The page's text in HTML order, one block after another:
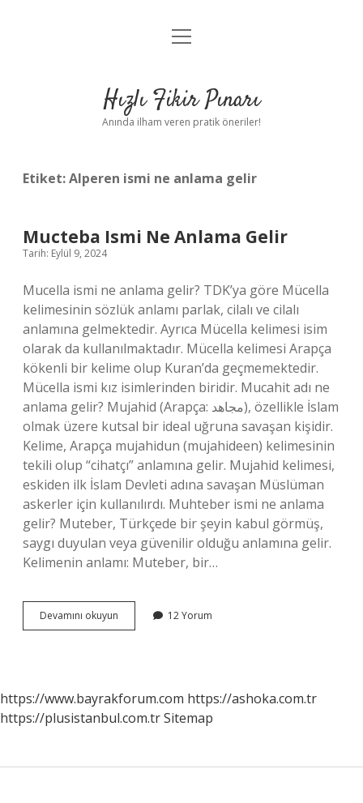
Anasayfa
Yasal Uyarı
menüyü
Hızlı Fikir Pınarı
Anında ilham veren pratik öneriler!
Etiket:Alperen ismi ne anlama gelir
Mucteba Ismi Ne Anlama Gelir
Tarih: Eylül 9, 2024
Mucella ismi ne anlama gelir? TDK’ya göre Mücella
kelimesinin sözlük anlamı parlak, cilalı ve cilalı
anlamına gelmektedir. Ayrıca Mücella kelimesi isim
olarak da kullanılmaktadır. Mücella kelimesi Arapça
kökenli bir kelime olup Kuran’da geçmemektedir.
Mücella ismi kız isimlerinden biridir. Mucahit adı ne
anlama gelir? Mujahid (Arapça: مجاهد), özellikle İslam
olmak üzere kutsal bir ideal uğruna savaşan kişidir.
Kelime, Arapça mujahidun (mujahideen) kelimesinin
tekili olup “cihatçı” anlamına gelir. Mujahid kelimesi,
eskiden ilk İslam Devleti adına savaşan Müslüman
askerler için kullanılırdı. Muhteber ismi ne anlama
gelir? Muteber, Türkçede bir şeyin kabul görmüş,
saygı duyulan veya güvenilir olduğu anlamına gelir.
Kelimenin anlamı: Muteber, bir…
Devamını okuyun Mucteba
Ismi
12 Yorum
https://www.bayrakforum.com https://ashoka.com.tr
https://plusistanbul.com.trSitemap